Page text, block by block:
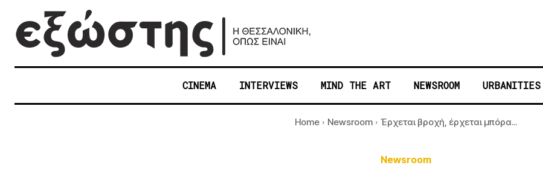
CINEMA INTERVIEWS MIND THE ART NEWSROOM URBANITIES
Home Newsroom Έρχεται βροχή, έρχεται μπόρα...
Newsroom